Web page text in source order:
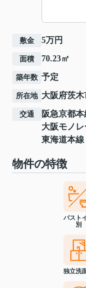
敷金 5万円
面積 70.23㎡
築年数 予定
所在地 大阪府茨木
交通 阪急京都本
大阪モノ
東海道本線
物件の特徴
バスト
別
独立洗